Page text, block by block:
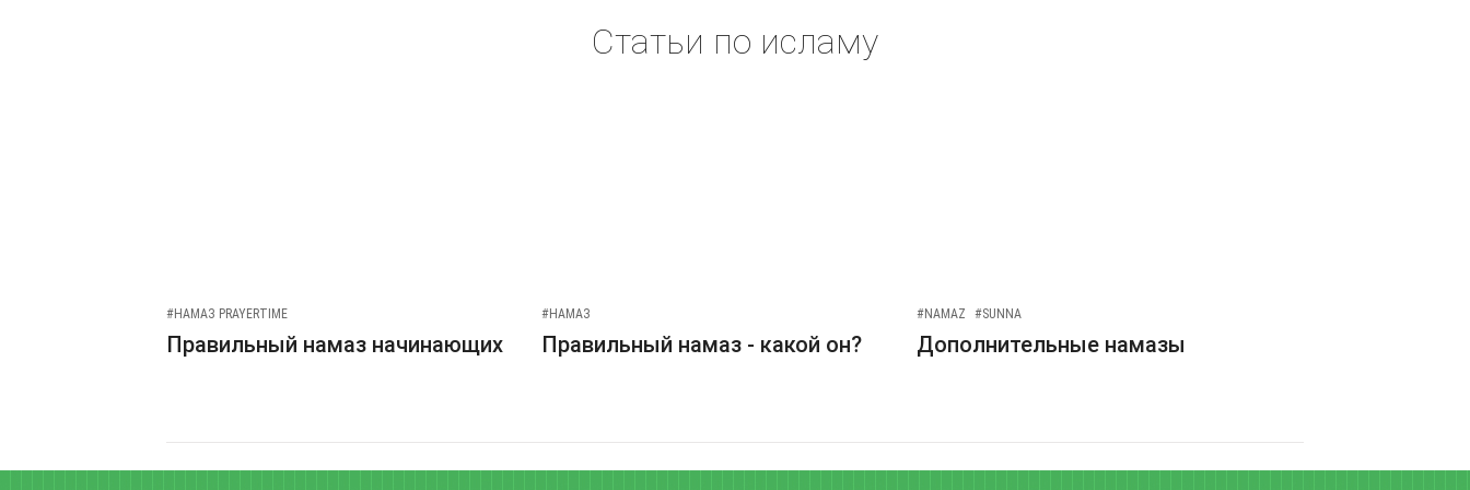
Статьи по исламу
#НАМАЗ PRAYERTIME
Правильный намаз начинающих
#НАМАЗ
Правильный намаз - какой он?
#NAMAZ #SUNNA
Дополнительные намазы